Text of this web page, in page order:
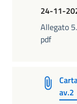
24-11-
Allegato
pdf
av.2